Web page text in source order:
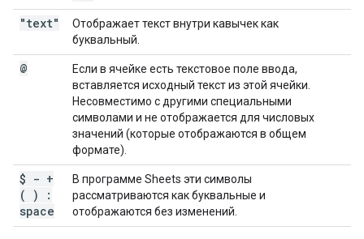
"text"
Отображает текст внутри кавычек как
буквальный.
@
Если в ячейке есть текстовое поле ввода,
вставляется исходный текст из этой ячейки.
Несовместимо с другими специальными
символами и не отображается для числовых
значений (которые отображаются в общем
формате).
$ - +
( ) :
space
В программе Sheets эти символы
рассматриваются как буквальные и
отображаются без изменений.